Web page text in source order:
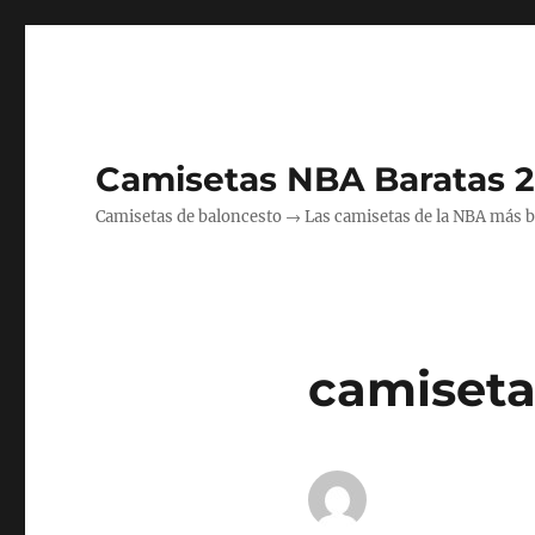
Camisetas NBA Baratas
Camisetas de baloncesto → Las camisetas de la NBA más